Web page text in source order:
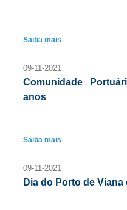
Saiba mais
09-11-2021
Comunidade
anos
Saiba mais
09-11-2021
Dia do Porto de Viana